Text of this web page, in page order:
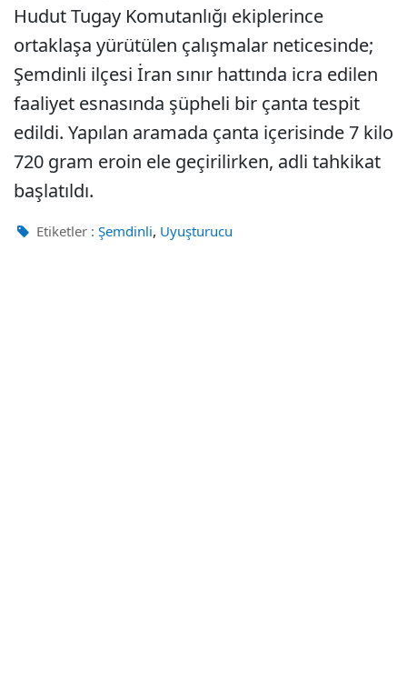
Hudut Tugay Komutanlığı ekiplerince
ortaklaşa yürütülen çalışmalar neticesinde;
Şemdinli ilçesi İran sınır hattında icra edilen
faaliyet esnasında şüpheli bir çanta tespit
edildi. Yapılan aramada çanta içerisinde 7 kilo
720 gram eroin ele geçirilirken, adli tahkikat
başlatıldı.
Etiketler : Şemdinli, Uyuşturucu